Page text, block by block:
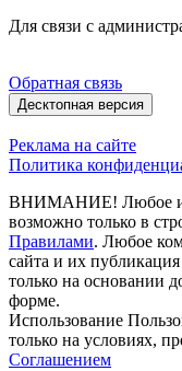
Для связи с
Обратная связь
Десктопная версия
Реклама на сайте
Политика
ВНИМАНИЕ! Любое
возможно только в
Правилами. Любое
сайта и их
только на основании
форме.
Использование
только на условиях,
Соглашением